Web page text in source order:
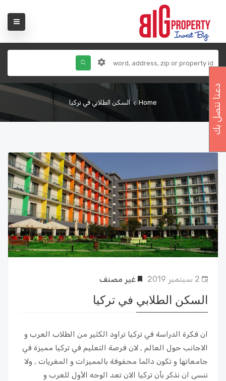
Home السكن الطلابي في تركيا
2 سبتمبر 2019 غير مصنف
السكن الطلابي في تركيا
ان فكرة الدراسة في تركيا تراود الكثير من الطلاب العرب و
الاجانب حول العالم , لان فرصة التعليم في تركيا مميزة في
جامعاتها و تكون دائما محفوفة بالمميزات و المغريات , ولا
ننسى ان نذكر بأن تركيا الان تعد الوجه الأول للعرب و
دعنا نتصل بك